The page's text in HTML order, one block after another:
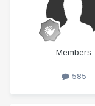
Members
585